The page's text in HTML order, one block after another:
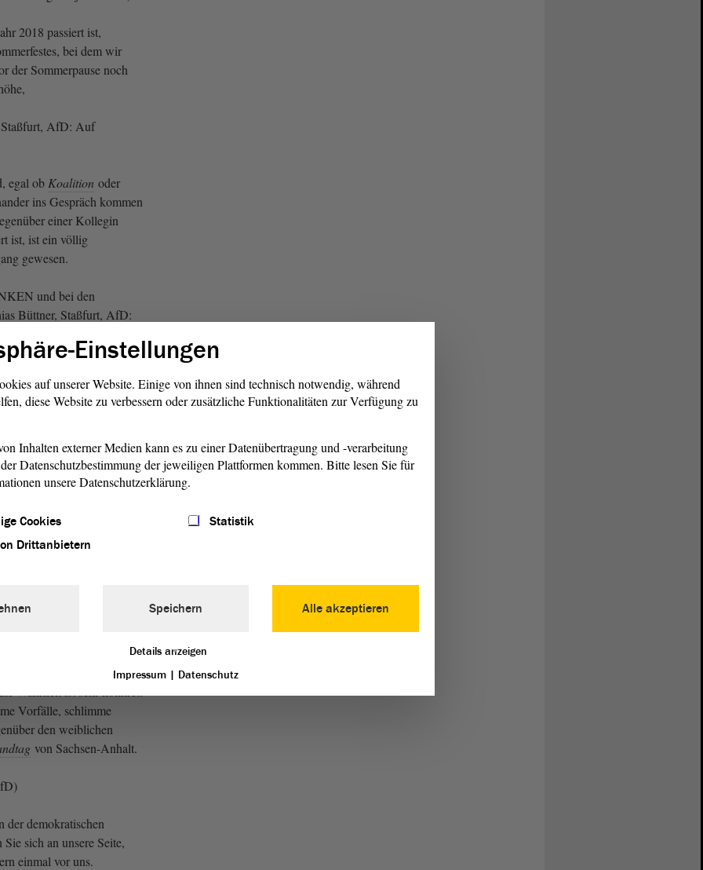
2018 passiert ist,
bei dem wir
der Sommerpause noch
AfD: Auf
egal ob Koalition oder
ins Gespräch kommen
einer Kollegin
ist, ist ein völlig
gewesen.
und bei den
Büttner, Staßfurt, AfD:
- Zuruf von der AfD: Sie
Blick auf die gestrige
Situation von Frauen und
Schutz
Manipulation ist das!
der AfD-Fraktion
diesen despektierlichen
So ein Schwachsinn!
Alkohol umgehen kann!
Zurufe von der AfD)
Wahrheit ist sehr konkret:
Vorfälle, schlimme
den weiblichen
von Sachsen-Anhalt.
der demokratischen
sich an unsere Seite,
einmal vor uns.
Einstellungen
auf unserer Website. Einige von ihnen sind technisch notwendig, während
diese Website zu verbessern oder zusätzliche Funktionalitäten zur Verfügung zu
Inhalten externer Medien kann es zu einer Datenübertragung und -verarbeitung
Datenschutzbestimmung der jeweiligen Plattformen kommen. Bitte lesen Sie für
unsere Datenschutzerklärung.
Cookies
Statistik
Drittanbietern
Alle akzeptieren
Speichern
Details anzeigen
Impressum | Datenschutz